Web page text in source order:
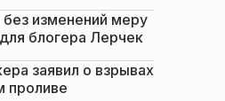
без изменений меру
блогера Лерчек
заявил о взрывах
проливе